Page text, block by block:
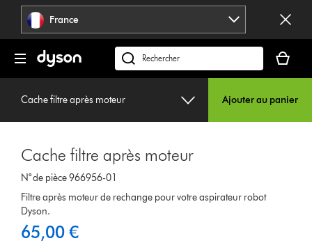
Sauter
pages
France
Rechercher
des
produits
panier
est
Cache filtre après moteur Ajouter au panier
Cache filtre après moteur
N° de pièce 966956-01
Filtre après moteur de rechange pour votre aspirateur robot
Dyson.
65,00 €